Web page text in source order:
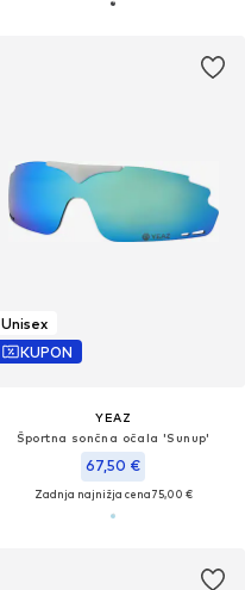
Unisex
KUPON
YEAZ
Športna sončna očala 'Sunup'
67,50 €
Zadnja najnižja cena75,00 €